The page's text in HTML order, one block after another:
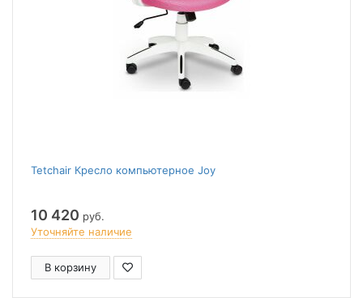
Tetchair Кресло компьютерное Joy
10 420 руб.
Уточняйте наличие
В корзину